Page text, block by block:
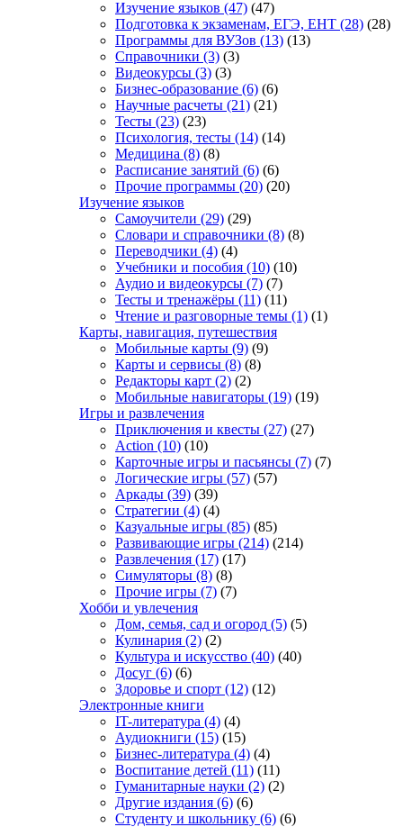
Изучение языков (47) (47)
Подготовка к экзаменам, ЕГЭ, ЕНТ (28) (28)
Программы для ВУЗов (13) (13)
Справочники (3) (3)
Видеокурсы (3) (3)
Бизнес-образование (6) (6)
Научные расчеты (21) (21)
Тесты (23) (23)
Психология, тесты (14) (14)
Медицина (8) (8)
Расписание занятий (6) (6)
Прочие программы (20) (20)
Изучение языков
Самоучители (29) (29)
Словари и справочники (8) (8)
Переводчики (4) (4)
Учебники и пособия (10) (10)
Аудио и видеокурсы (7) (7)
Тесты и тренажёры (11) (11)
Чтение и разговорные темы (1) (1)
Карты, навигация, путешествия
Мобильные карты (9) (9)
Карты и сервисы (8) (8)
Редакторы карт (2) (2)
Мобильные навигаторы (19) (19)
Игры и развлечения
Приключения и квесты (27) (27)
Action (10) (10)
Карточные игры и пасьянсы (7) (7)
Логические игры (57) (57)
Аркады (39) (39)
Стратегии (4) (4)
Казуальные игры (85) (85)
Развивающие игры (214) (214)
Развлечения (17) (17)
Симуляторы (8) (8)
Прочие игры (7) (7)
Хобби и увлечения
Дом, семья, сад и огород (5) (5)
Кулинария (2) (2)
Культура и искусство (40) (40)
Досуг (6) (6)
Здоровье и спорт (12) (12)
Электронные книги
IT-литература (4) (4)
Аудиокниги (15) (15)
Бизнес-литература (4) (4)
Воспитание детей (11) (11)
Гуманитарные науки (2) (2)
Другие издания (6) (6)
Студенту и школьнику (6) (6)